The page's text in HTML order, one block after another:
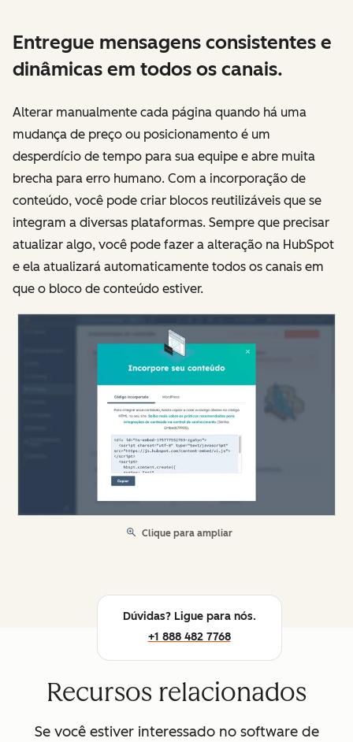
Entregue mensagens consistentes e
dinâmicas em todos os canais.
Alterar manualmente cada página quando há uma
mudança de preço ou posicionamento é um
desperdício de tempo para sua equipe e abre muita
brecha para erro humano. Com a incorporação de
conteúdo, você pode criar blocos reutilizáveis que se
integram a diversas plataformas. Sempre que precisar
atualizar algo, você pode fazer a alteração na HubSpot
e ela atualizará automaticamente todos os canais em
que o bloco de conteúdo estiver.
Clique para ampliar
Dúvidas? Ligue para nós.
+1 888 482 7768
Recursos relacionados
Se você estiver interessado no software de